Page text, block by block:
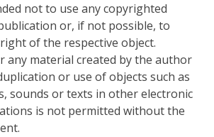
not to use any copyrighted
or, if not possible, to
of the respective object.
any material created by the author
or use of objects such as
sounds or texts in other electronic
is not permitted without the